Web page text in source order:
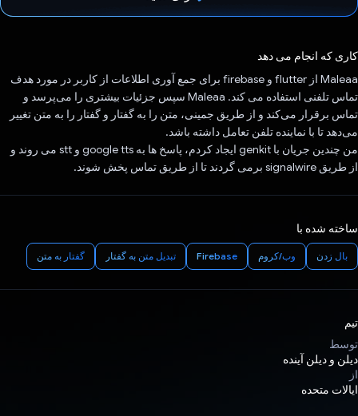
کاری که انجام می دهد
Maleaa از flutter و firebase برای جمع آوری اطلاعات از کاربر در مورد هدف
تماس تلفنی استفاده می کند. Maleaa سپس جزئیات بیشتری را می‌پرسد و
تماس برقرار می‌کند و از طریق جمینی، متن را به گفتار و گفتار را به متن تغییر
می‌دهد تا با نماینده تلفن تعامل داشته باشد.
من چندین جریان با genkit ایجاد کردم، پاسخ ها به google tts و stt می روند و
از طریق signalwire برمی گردند تا از طریق تماس پخش شوند.
ساخته شده با
بال زدن وب/کروم Firebase تبدیل متن به گفتار گفتار به متن
تیم
توسط
دیلن و دیلن آینده
از
ایالات متحده